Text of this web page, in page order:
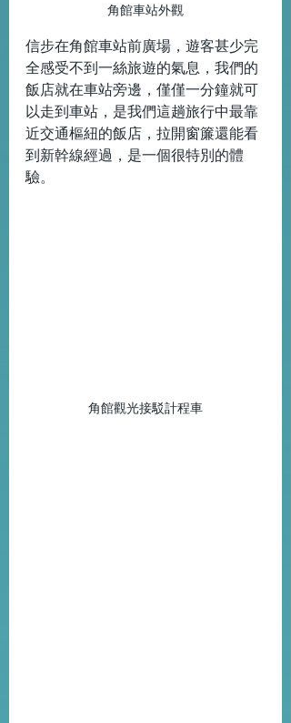
角館車站外觀
信步在角館車站前廣場，遊客甚少完
全感受不到一絲旅遊的氣息，我們的
飯店就在車站旁邊，僅僅一分鐘就可
以走到車站，是我們這趟旅行中最靠
近交通樞紐的飯店，拉開窗簾還能看
到新幹線經過，是一個很特別的體
驗。
角館觀光接駁計程車